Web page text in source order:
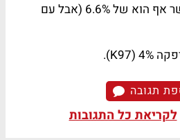
חדשות עשר עם נתון פושר אף הוא של 6.6% (אבל עם
K
).
תגובה
לקריאת כל התגובות